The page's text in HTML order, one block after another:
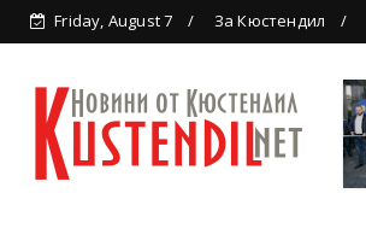
Friday, August 7 За Кюстендил